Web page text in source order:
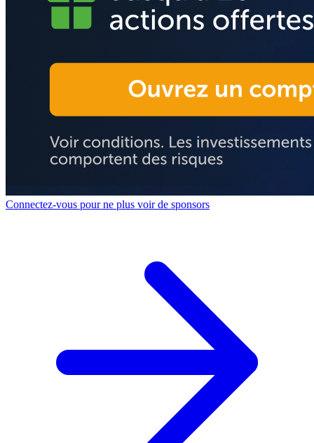
Connectez-vous pour ne plus voir de sponsors